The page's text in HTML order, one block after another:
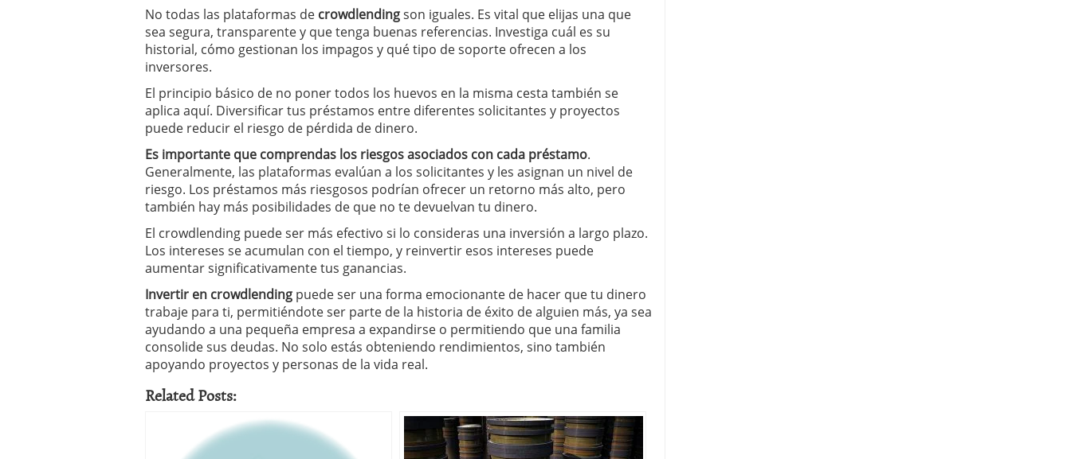
No todas las plataformas de crowdlendingson iguales. Es vital que elijas una que
sea segura, transparente y que tenga buenas referencias. Investiga cuál es su
historial, cómo gestionan los impagos y qué tipo de soporte ofrecen a los
inversores.
El principio básico de no poner todos los huevos en la misma cesta también se
aplica aquí. Diversificar tus préstamos entre diferentes solicitantes y proyectos
puede reducir el riesgo de pérdida de dinero.
Es importante que comprendas los riesgos asociados con cada préstamo.
Generalmente, las plataformas evalúan a los solicitantes y les asignan un nivel de
riesgo. Los préstamos más riesgosos podrían ofrecer un retorno más alto, pero
también hay más posibilidades de que no te devuelvan tu dinero.
El crowdlending puede ser más efectivo si lo consideras una inversión a largo plazo.
Los intereses se acumulan con el tiempo, y reinvertir esos intereses puede
aumentar significativamente tus ganancias.
Invertir en crowdlending puede ser una forma emocionante de hacer que tu dinero
trabaje para ti, permitiéndote ser parte de la historia de éxito de alguien más, ya sea
ayudando a una pequeña empresa a expandirse o permitiendo que una familia
consolide sus deudas. No solo estás obteniendo rendimientos, sino también
apoyando proyectos y personas de la vida real.
Related Posts: